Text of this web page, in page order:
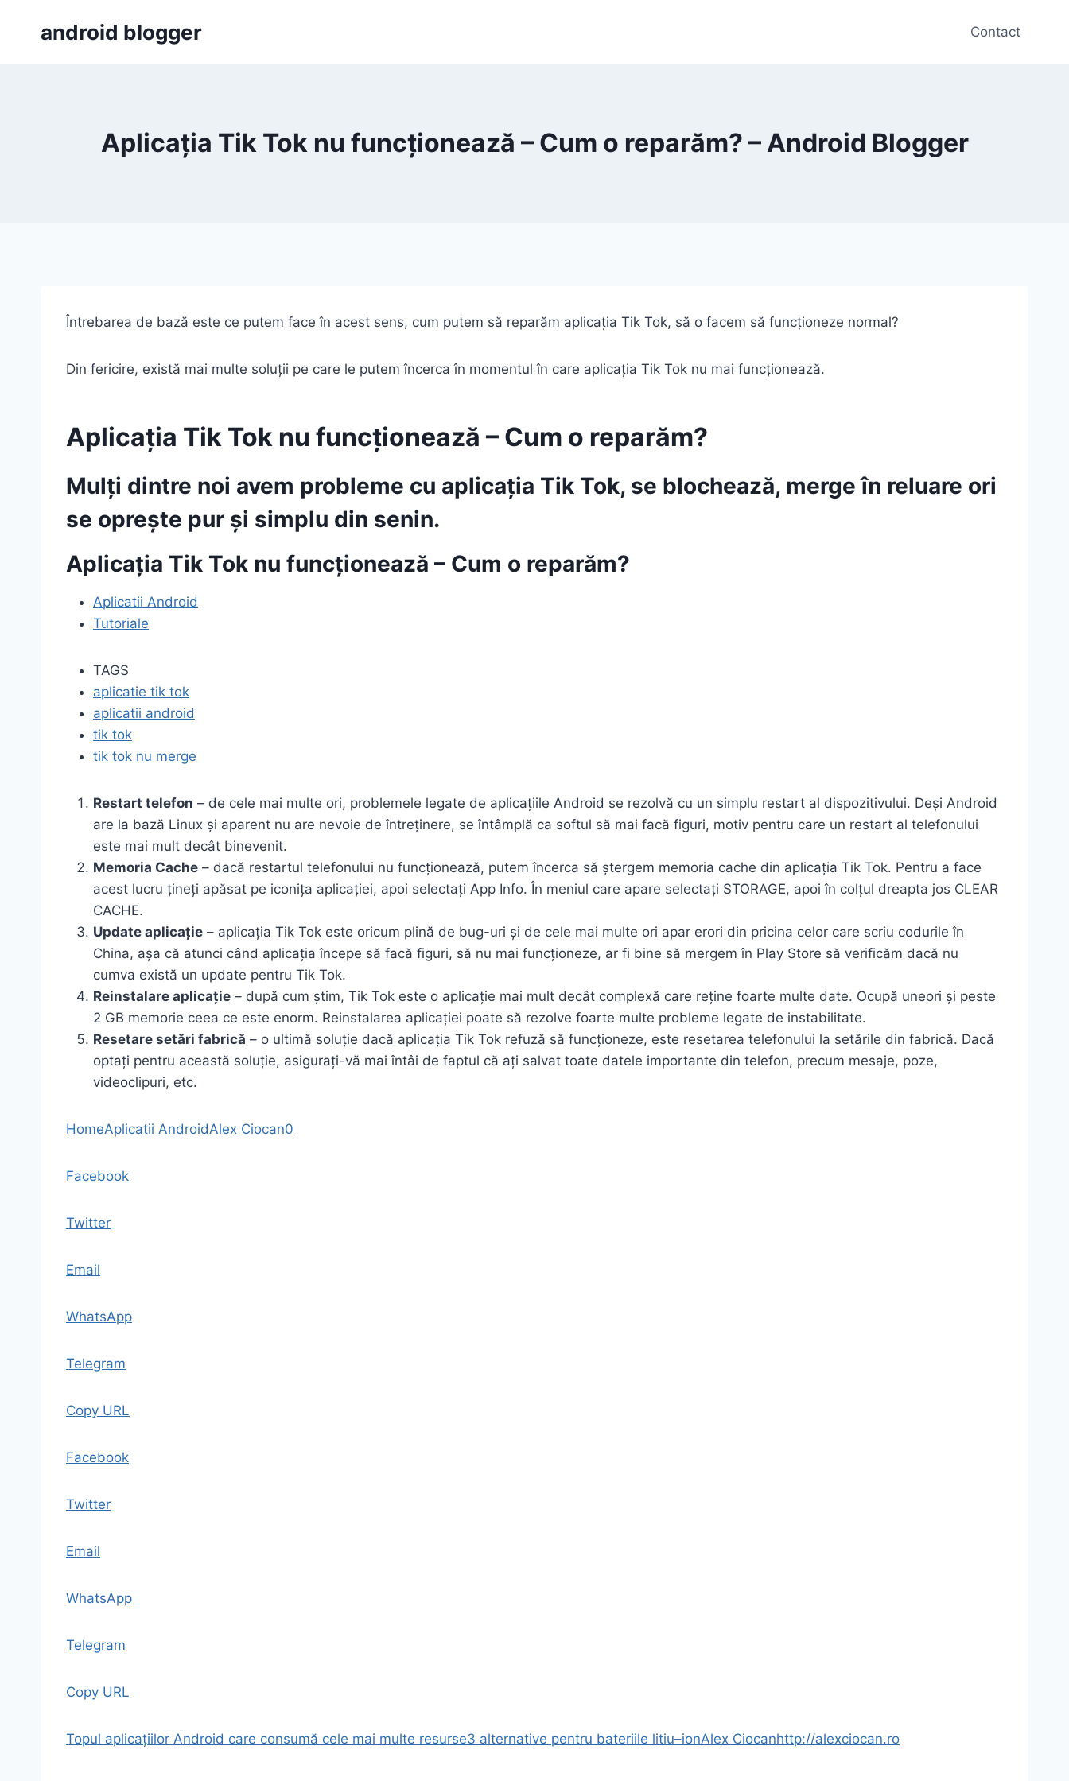
android blogger Contact
Aplicația Tik Tok nu funcționează – Cum o reparăm? – Android Blogger
Întrebarea de bază este ce putem face în acest sens, cum putem să reparăm aplicația Tik Tok, să o facem să funcționeze normal?
Din fericire, există mai multe soluții pe care le putem încerca în momentul în care aplicația Tik Tok nu mai funcționează.
Aplicația Tik Tok nu funcționează – Cum o reparăm?
Mulți dintre noi avem probleme cu aplicația Tik Tok, se blochează, merge în reluare ori
se oprește pur și simplu din senin.
Aplicația Tik Tok nu funcționează – Cum o reparăm?
Aplicatii Android
Tutoriale
TAGS
aplicatie tik tok
aplicatii android
tik tok
tik tok nu merge
Restart telefon – de cele mai multe ori, problemele legate de aplicațiile Android se rezolvă cu un simplu restart al dispozitivului. Deși Android
are la bază Linux și aparent nu are nevoie de întreținere, se întâmplă ca softul să mai facă figuri, motiv pentru care un restart al telefonului
este mai mult decât binevenit.
Memoria Cache – dacă restartul telefonului nu funcționează, putem încerca să ștergem memoria cache din aplicația Tik Tok. Pentru a face
acest lucru țineți apăsat pe iconița aplicației, apoi selectați App Info. În meniul care apare selectați STORAGE, apoi în colțul dreapta jos CLEAR
CACHE.
Update aplicație – aplicația Tik Tok este oricum plină de bug-uri și de cele mai multe ori apar erori din pricina celor care scriu codurile în
China, așa că atunci când aplicația începe să facă figuri, să nu mai funcționeze, ar fi bine să mergem în Play Store să verificăm dacă nu
cumva există un update pentru Tik Tok.
Reinstalare aplicație – după cum știm, Tik Tok este o aplicație mai mult decât complexă care reține foarte multe date. Ocupă uneori și peste
2 GB memorie ceea ce este enorm. Reinstalarea aplicației poate să rezolve foarte multe probleme legate de instabilitate.
Resetare setări fabrică – o ultimă soluție dacă aplicația Tik Tok refuză să funcționeze, este resetarea telefonului la setările din fabrică. Dacă
optați pentru această soluție, asigurați-vă mai întâi de faptul că ați salvat toate datele importante din telefon, precum mesaje, poze,
videoclipuri, etc.
HomeAplicatii AndroidAlex Ciocan0
Facebook
Twitter
Email
WhatsApp
Telegram
Copy URL
Facebook
Twitter
Email
WhatsApp
Telegram
Copy URL
Topul aplicațiilor Android care consumă cele mai multe resurse3 alternative pentru bateriile litiu–ionAlex Ciocanhttp://alexciocan.ro